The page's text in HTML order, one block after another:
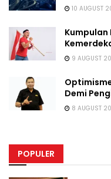
10 AUGUST
Kumpulan
9 AUGUST
Demi
8 AUGUST
POPULER